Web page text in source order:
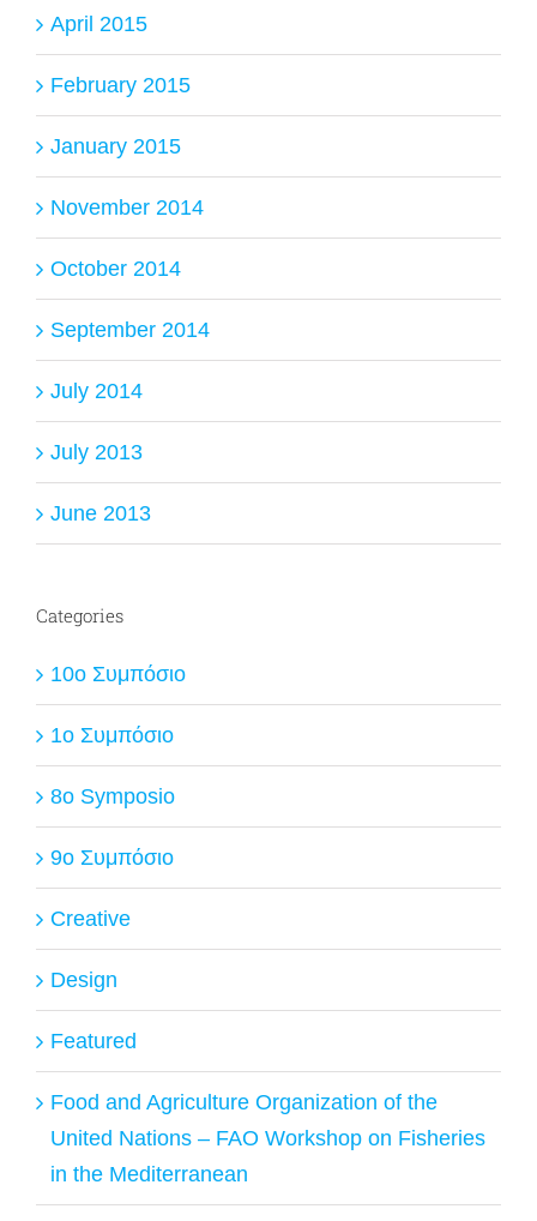
April 2015
February 2015
January 2015
November 2014
October 2014
September 2014
July 2014
July 2013
June 2013
Categories
10ο Συμπόσιο
1ο Συμπόσιο
8o Symposio
9ο Συμπόσιο
Creative
Design
Featured
Food and Agriculture Organization of the
United Nations – FAO Workshop on Fisheries
in the Mediterranean